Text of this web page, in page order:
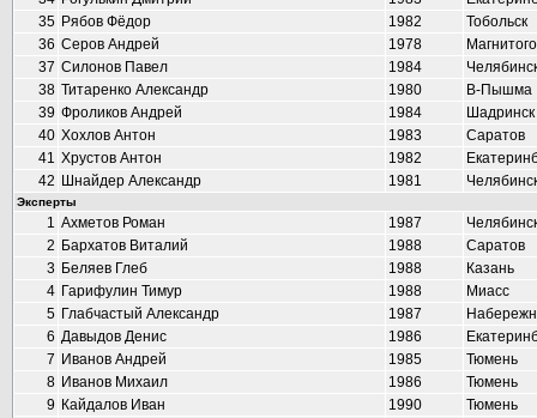
35 Рябов Фёдор 1982
Тобольск
36 Серов Андрей 1978
37 Силонов Павел 1984
38 Титаренко Александр 1980
В-Пышма
39 Фроликов Андрей 1984
Шадринск
40 Хохлов Антон 1983
Саратов
41 Хрустов Антон 1982
42 Шнайдер Александр 1981
Эксперты
1 Ахметов Роман 1987
2 Бархатов Виталий 1988
Саратов
3 Беляев Глеб 1988
Казань
4 Гарифулин Тимур 1988
Миасс
5 Глабчастый Александр 1987
6 Давыдов Денис 1986
7 Иванов Андрей 1985
Тюмень
8 Иванов Михаил 1986
Тюмень
9 Кайдалов Иван 1990
Тюмень